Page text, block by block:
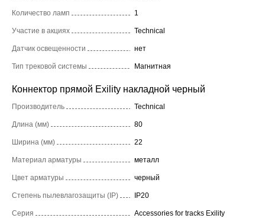
Количество ламп 1
Участие в акциях Technical
Датчик освещенности нет
Тип трековой системы Магнитная
Коннектор прямой Exility накладной черный
Производитель Technical
Длина (мм) 80
Ширина (мм) 22
Материал арматуры металл
Цвет арматуры черный
Степень пылевлагозащиты (IP) IP20
Серия Accessories for tracks Exility